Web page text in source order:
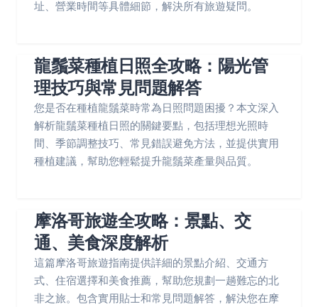
址、營業時間等具體細節，解決所有旅遊疑問。
龍鬚菜種植日照全攻略：陽光管
理技巧與常見問題解答
您是否在種植龍鬚菜時常為日照問題困擾？本文深入
解析龍鬚菜種植日照的關鍵要點，包括理想光照時
間、季節調整技巧、常見錯誤避免方法，並提供實用
種植建議，幫助您輕鬆提升龍鬚菜產量與品質。
摩洛哥旅遊全攻略：景點、交
通、美食深度解析
這篇摩洛哥旅遊指南提供詳細的景點介紹、交通方
式、住宿選擇和美食推薦，幫助您規劃一趟難忘的北
非之旅。包含實用貼士和常見問題解答，解決您在摩